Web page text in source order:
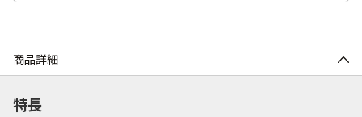
商品詳細
特長